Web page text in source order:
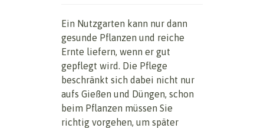
Ein Nutzgarten kann nur dann
gesunde Pflanzen und reiche
Ernte liefern, wenn er gut
gepflegt wird. Die Pflege
beschränkt sich dabei nicht nur
aufs Gießen und Düngen, schon
beim Pflanzen müssen Sie
richtig vorgehen, um später